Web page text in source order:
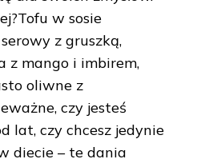
w sosie
z gruszką,
z mango i imbirem,
oliwne z
czy jesteś
lat, czy chcesz jedynie
diecie – te dania